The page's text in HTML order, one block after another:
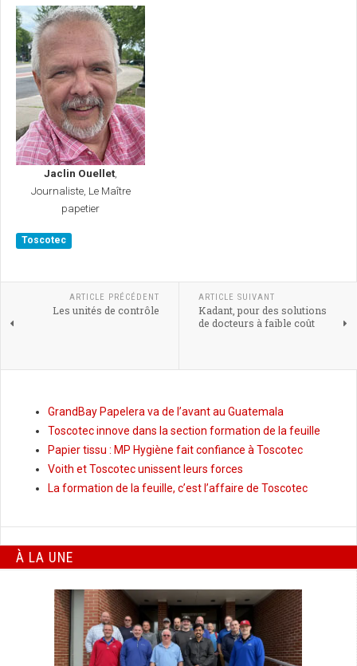
Jaclin Ouellet,
Journaliste, Le Maître
papetier
Toscotec
ARTICLE PRÉCÉDENT
Les unités de contrôle
ARTICLE SUIVANT
Kadant, pour des solutions
de docteurs à faible coût
GrandBay Papelera va de l’avant au Guatemala
Toscotec innove dans la section formation de la feuille
Papier tissu : MP Hygiène fait confiance à Toscotec
Voith et Toscotec unissent leurs forces
La formation de la feuille, c’est l’affaire de Toscotec
À LA UNE